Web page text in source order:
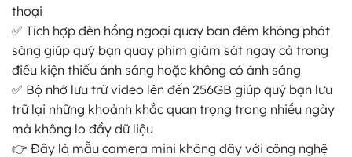
thoại
✅ Tích hợp đèn hồng ngoại quay ban đêm không phát
sáng giúp quý bạn quay phim giám sát ngay cả trong
điều kiện thiếu ánh sáng hoặc không có ánh sáng
✅ Bộ nhớ lưu trữ video lên đến 256GB giúp quý bạn lưu
trữ lại những khoảnh khắc quan trọng trong nhiều ngày
mà không lo đầy dữ liệu
👉 Đây là mẫu camera mini không dây với công nghệ